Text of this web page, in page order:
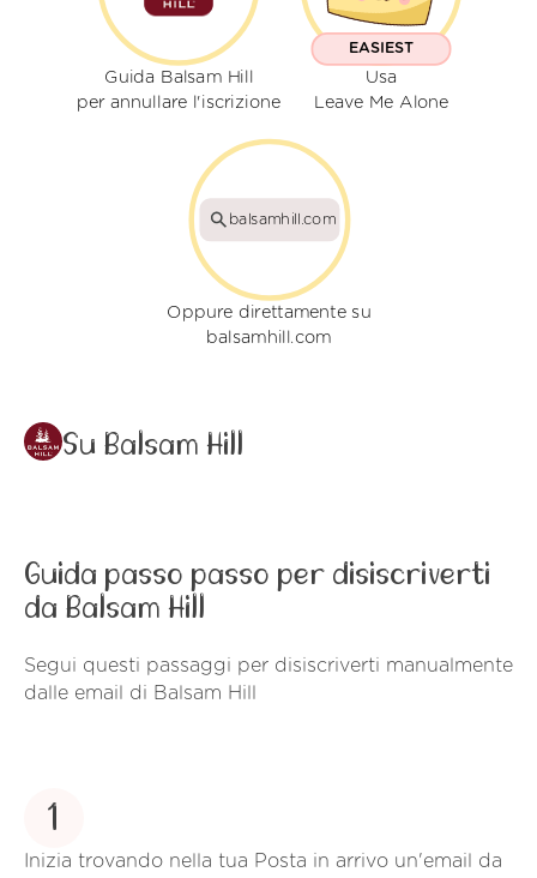
Guida Balsam Hill
per annullare l'iscrizione
EASIEST
Usa
Leave Me Alone
balsamhill.com
Oppure direttamente su
balsamhill.com
Su Balsam Hill
Guida passo passo per disiscriverti
da Balsam Hill
Segui questi passaggi per disiscriverti manualmente
dalle email di Balsam Hill
1
Inizia trovando nella tua Posta in arrivo un'email da